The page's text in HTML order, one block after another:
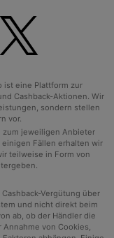
ist eine Plattform zur
Cashback-Aktionen. Wir
sondern stellen
vor.
zum jeweiligen Anbieter
Fällen erhalten wir
teilweise in Form von
Vergütung über
und nicht direkt beim
ab, ob der Händler die
von Cookies,